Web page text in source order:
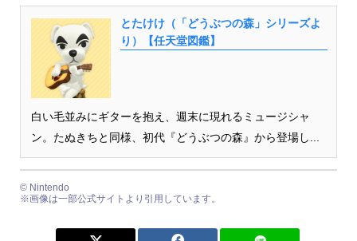
とたけけ（「どうぶつの森」シリーズよ
り）【任天堂図鑑】
白い毛並みにギターを抱え、週末に現れるミュージシャ
ン。たぬきちと同様、初代『どうぶつの森』から登場し...
© Nintendo
※画像は一部公式サイトより引用しています。